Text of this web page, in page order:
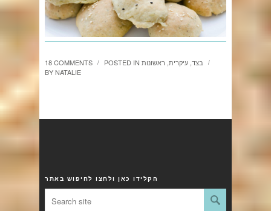
18 COMMENTS / POSTED IN בצד עיקרית ראשונות /
BYNATALIE
הקלידו כאן ולחצו לחיפוש באתר